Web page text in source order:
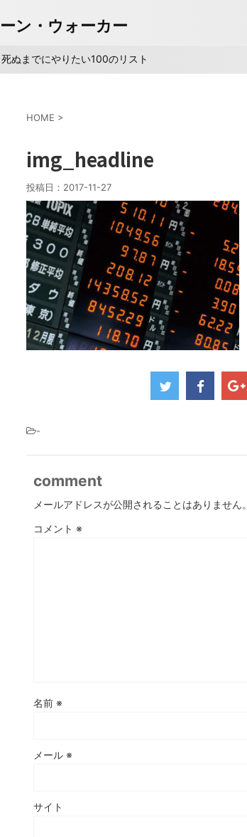
ン・ウォーカー
死ぬまでにやりたい100のリスト
HOME >
img_headline
投稿日： 2017-11-27
-
comment
メールアドレスが公開されることはありません。
コメント ※
名前 ※
メール ※
サイト